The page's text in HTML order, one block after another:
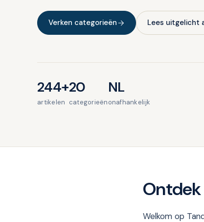
Verken categorieën Lees uitgelicht
244+
artikelen
20
categorieën
NL
onafhankelijk
Welkom op